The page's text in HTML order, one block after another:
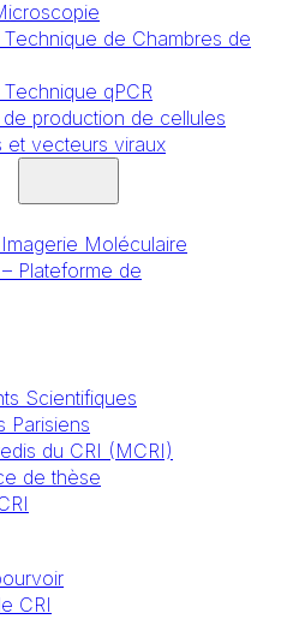
Technique de Chambres de
Technique qPCR
de production de cellules
et vecteurs viraux
Moléculaire
Plateforme de
Scientifiques
Parisiens
du CRI (MCRI)
de thèse
CRI